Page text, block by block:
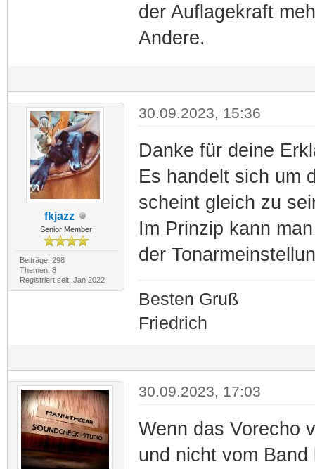
der Auflagekraft
Andere.
fkjazz
Senior Member
Beiträge: 298
Themen: 8
Registriert seit: Jan 2022
30.09.2023, 15:36
Danke für deine
Es handelt sich um
scheint gleich zu
Im Prinzip kann
der
Besten Gruß
Friedrich
30.09.2023, 17:03
Wenn das Vorecho
und nicht vom